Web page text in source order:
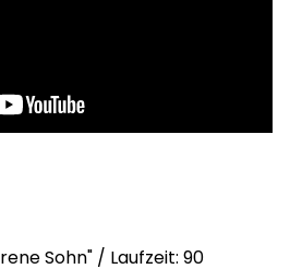
Sohn" / Laufzeit: 90